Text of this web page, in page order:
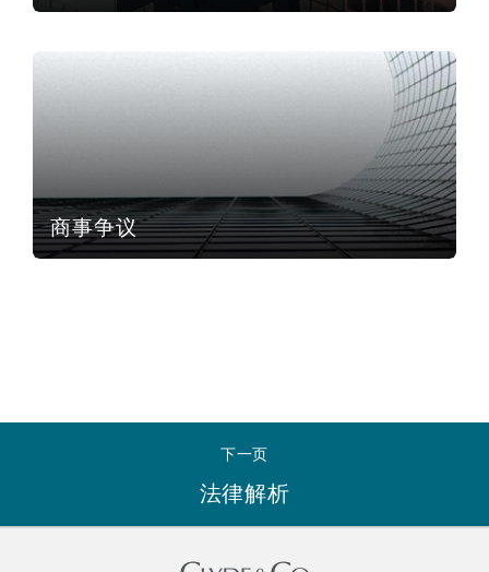
沙
商事争议
下一页
法律解析